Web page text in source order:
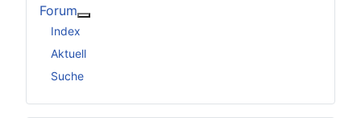
Forum
Index
Aktuell
Suche